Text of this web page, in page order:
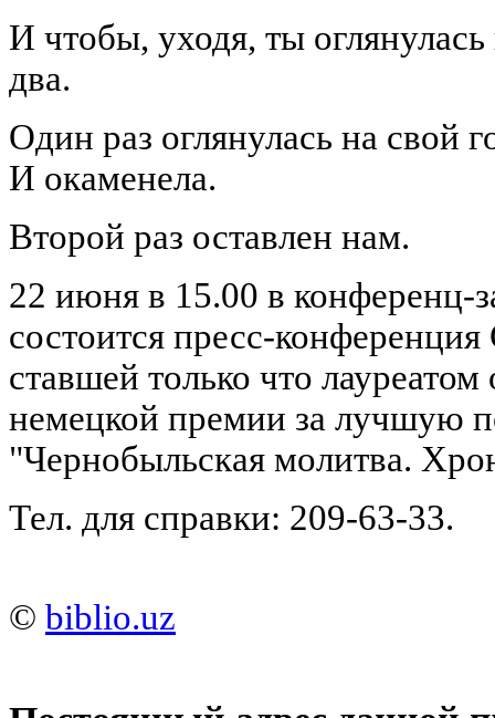
И чтобы, уходя, ты
два.
Один раз оглянулась на свой
И окаменела.
Второй раз оставлен нам.
22 июня в 15.00 в конференц-
состоится пресс-
ставшей только что
немецкой премии за лучшую
"Чернобыльская молитва.
Тел. для справки: 209-63-33.
© biblio.uz